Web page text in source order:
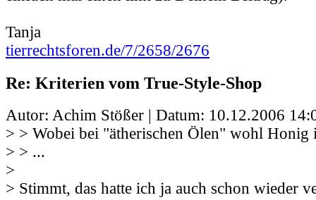
Tanja
tierrechtsforen.de/7/2658/2676
Re: Kriterien vom True-Style-Shop
Autor: Achim Stößer | Datum: 10.12.2006
> > Wobei bei "ätherischen Ölen" wohl
> > ...
>
> Stimmt, das hatte ich ja auch schon wieder